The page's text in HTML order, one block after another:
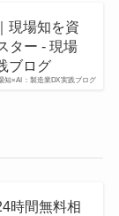
知×AI：製造業DX実践ブログ
現場知を資
ター - 現場
ブログ
時間無料相